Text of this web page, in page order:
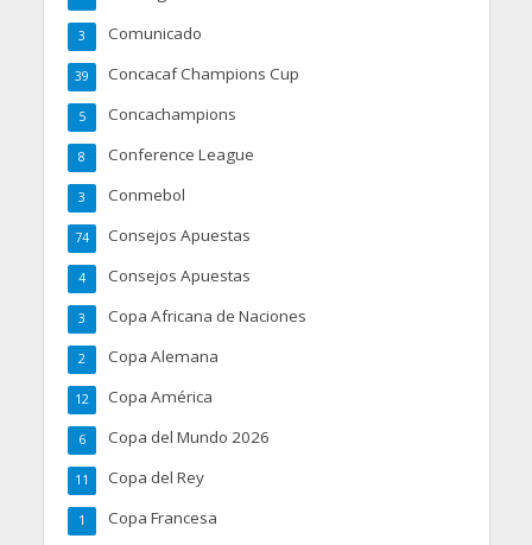
Comunicado
3
Concacaf Champions Cup
39
Concachampions
5
Conference League
8
Conmebol
3
Consejos Apuestas
74
Consejos Apuestas
4
Copa Africana de Naciones
3
Copa Alemana
2
Copa América
12
Copa del Mundo 2026
6
Copa del Rey
11
Copa Francesa
1